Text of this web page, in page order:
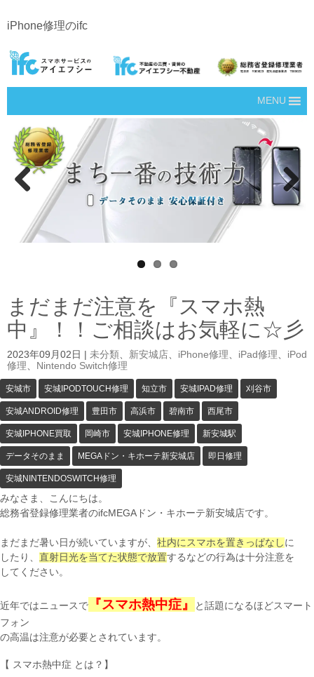
iPhone修理のifc
MENU
Next
まだまだ注意を『スマホ熱
中』！！ご相談はお気軽に☆彡
2023年09月02日 未分類 新安城店 iPhone修理 iPad修理
iPod
修理
Nintendo Switch修理
安城市 安城IPODTOUCH修理 知立市 安城IPAD修理 刈谷市
安城ANDROID修理 豊田市 高浜市 碧南市 西尾市
安城IPHONE買取 岡崎市 安城IPHONE修理 新安城駅
データそのまま MEGAドン・キホーテ新安城店 即日修理
安城NINTENDOSWITCH修理
みなさま、こんにちは。
総務省登録修理業者のifcMEGAドン・キホーテ新安城店です。
まだまだ暑い日が続いていますが、 社内にスマホを置きっぱなし に
したり、 直射日光を当てた状態で放置するなどの行為は十分注意を
してください。
近年ではニュースで 『スマホ熱中症』
と話題になるほどスマート
フォン
の高温は注意が必要とされています。
【 スマホ熱中症 とは？】